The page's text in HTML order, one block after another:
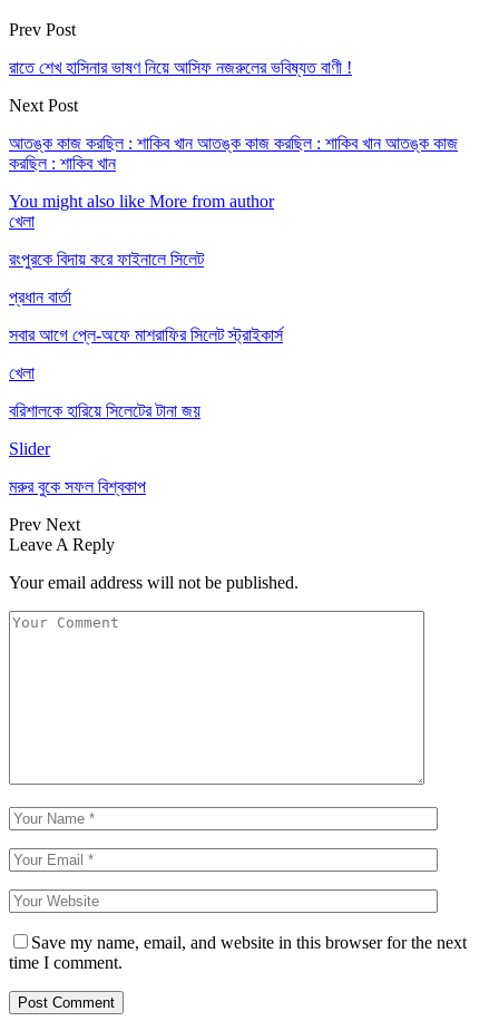
Prev Post
রাতে শেখ হাসিনার ভাষণ নিয়ে আসিফ নজরুলের ভবিষ্যত বাণী !
Next Post
আতঙ্ক কাজ করছিল : শাকিব খান আতঙ্ক কাজ করছিল : শাকিব খান আতঙ্ক কাজ
করছিল : শাকিব খান
You might also like More from author
খেলা
রংপুরকে বিদায় করে ফাইনালে সিলেট
প্রধান বার্তা
সবার আগে প্লে-অফে মাশরাফির সিলেট স্ট্রাইকার্স
খেলা
বরিশালকে হারিয়ে সিলেটের টানা জয়
Slider
মরুর বুকে সফল বিশ্বকাপ
Prev Next
Leave A Reply
Your email address will not be published.
Save my name, email, and website in this browser for the next
time I comment.